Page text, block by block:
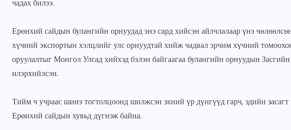
чадах билээ.
Ерөнхий сайдын булангийн орнуудад энэ сард хийсэн айлчлалаар үнэ
хүчний экспортын хэлцлийг улс орнуудтай хийж чадвал эрчим хүчний
оруулалтыг Монгол Улсад хийхэд бэлэн байгаагаа булангийн орнуудын Засгийн
илэрхийлсэн.
Тийм ч учраас шинэ тогтолцоонд шилжсэн эхний үр дүнгүүд гарч, эдийн
Ерөнхий сайдын хувьд дүгнэж байна.